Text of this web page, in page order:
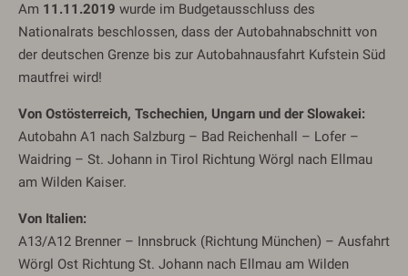
Am 11.11.2019 wurde im Budgetausschluss des
Nationalrats beschlossen, dass der Autobahnabschnitt von
der deutschen Grenze bis zur Autobahnausfahrt Kufstein Süd
mautfrei wird!
Von Ostösterreich, Tschechien, Ungarn und der Slowakei:
Autobahn A1 nach Salzburg – Bad Reichenhall – Lofer –
Waidring – St. Johann in Tirol Richtung Wörgl nach Ellmau
am Wilden Kaiser.
Von Italien:
A13/A12 Brenner – Innsbruck (Richtung München) – Ausfahrt
Wörgl Ost Richtung St. Johann nach Ellmau am Wilden